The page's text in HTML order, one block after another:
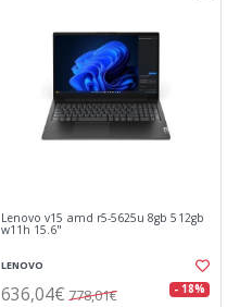
Lenovo v15 amd r5-5625u 8gb 512gb
w11h 15.6"
LENOVO
636,04€ 778,01€ - 18%